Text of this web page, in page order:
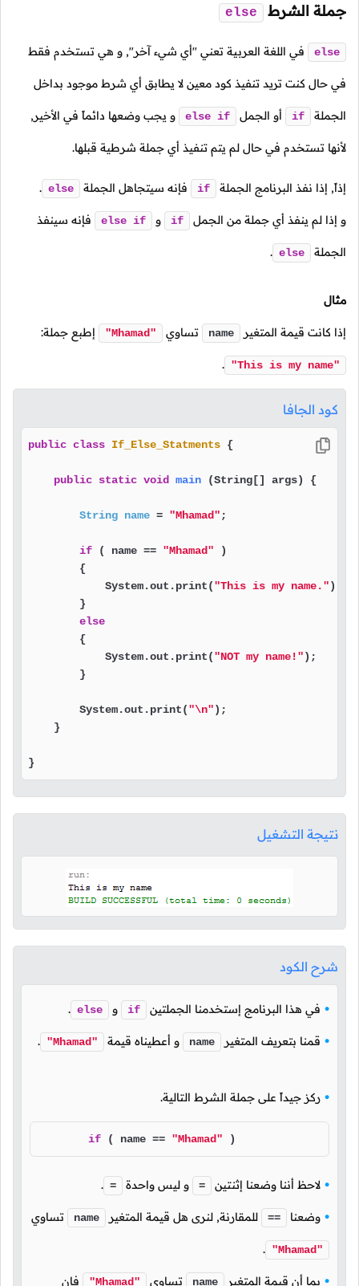
جملة الشرط else
else في اللغة العربية تعني "أي شيء آخر", و هي تستخدم فقط
في حال كنت تريد تنفيذ كود معين لا يطابق أي شرط موجود بداخل
الجملة if أو الجمل else if و يجب وضعها دائماً في الأخير,
لأنها تستخدم في حال لم يتم تنفيذ أي جملة شرطية قبلها.
إذاً, إذا نفذ البرنامج الجملة if فإنه سيتجاهل الجملة else
.
و إذا لم ينفذ أي جملة من الجمل if و else if فإنه سينفذ
الجملة else
.
مثال
إذا كانت قيمة المتغير name تساوي "Mhamad" إطبع جملة:
"This is my name"
.
كود الجافا
public class If_Else_Statments {
public static void main (String[] args) {
String name = "Mhamad" ;
if ( name == "Mhamad" )
        {
            System.out.print(
"This is my name.");
        }
else
        {
            System.out.print(
"NOT my name!");
        }
        System.out.print(
"\n");
    }
}
نتيجة التشغيل
شرح الكود
في هذا البرنامج إستخدمنا الجملتين if و else
.
قمنا بتعريف المتغير name و أعطيناه قيمة "Mhamad"
.
ركز جيداً على جملة الشرط التالية.
if ( name == "Mhamad" )
لاحظ أننا وضعنا إثنتين = و ليس واحدة =
.
وضعنا == للمقارنة, لنرى هل قيمة المتغير name تساوي
"Mhamad"
.
بما أن قيمة المتغير name تساوي "Mhamad" فإن